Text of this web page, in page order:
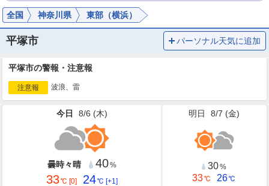
全国 神奈川県 東部（横浜）
平塚市 パーソナル天気に追加
平塚市の警報・注意報
注意報 波浪、雷
今日 8/6 (木)
曇時々晴 40%
33℃ [0] 24℃ [+1]
明日 8/7 (金)
30%
33℃ 26℃